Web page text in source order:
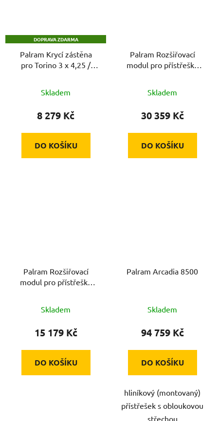
DOPRAVA ZDARMA
Palram Krycí zástěna
pro Torino 3 x 4,25 /
Skladem
8 279 Kč
DO KOŠÍKU
Palram Rozšiřovací
modul pro přístřešky
Skladem
30 359 Kč
DO KOŠÍKU
Palram Rozšiřovací
modul pro přístřešky
Skladem
15 179 Kč
DO KOŠÍKU
Palram Arcadia 8500
Skladem
94 759 Kč
DO KOŠÍKU
hliníkový (montovaný)
přístřešek s obloukovou
střechou